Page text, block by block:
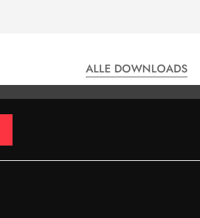
ALLE DOWNLOADS